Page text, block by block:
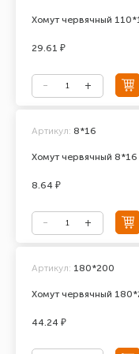
Хомут червячный
29.61 ₽
Хомут червячный 8*16
Артикул: 8*16
8.64 ₽
Хомут червячный
Артикул: 180*200
44.24 ₽